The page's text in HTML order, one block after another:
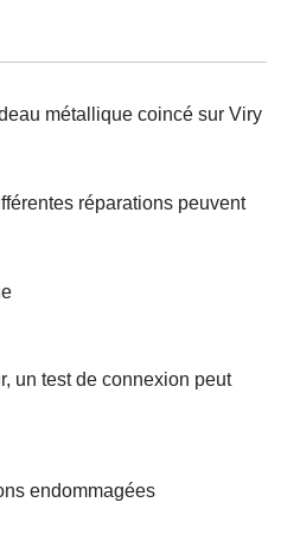
métallique coincé sur Viry
réparations peuvent
un test de connexion peut
endommagées